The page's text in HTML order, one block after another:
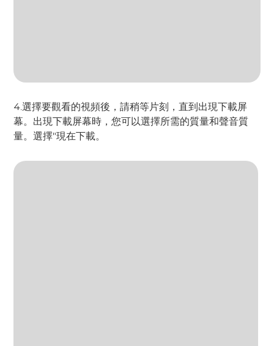
4.選擇要觀看的視頻後，請稍等片刻，直到出現下載屏
幕。出現下載屏幕時，您可以選擇所需的質量和聲音質
量。選擇"現在下載。